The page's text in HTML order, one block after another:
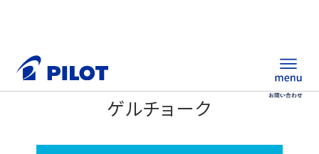
ゲルチョーク